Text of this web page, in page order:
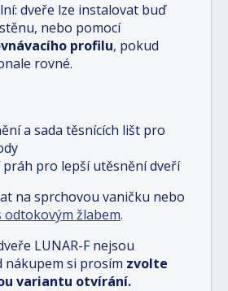
dveře lze instalovat buď
nebo pomocí
profilu, pokud
rovné.
a sada těsnících lišt pro
pro lepší utěsnění dveří
na sprchovou vaničku nebo
odtokovým žlabem.
LUNAR-F nejsou
nákupem si prosím zvolte
variantu otvírání.